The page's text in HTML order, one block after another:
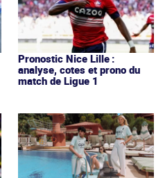
Pronostic Nice Lille :
analyse, cotes et prono du
match de Ligue 1